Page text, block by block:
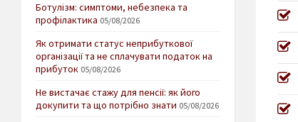
Ботулізм: симптоми, небезпека та
профілактика 05/08/2026
Як отримати статус неприбуткової
організації та не сплачувати податок на
прибуток 05/08/2026
Не вистачає стажу для пенсії: як його
докупити та що потрібно знати 05/08/2026